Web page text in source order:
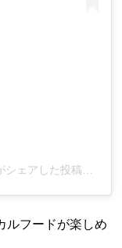
ルフードが楽しめ